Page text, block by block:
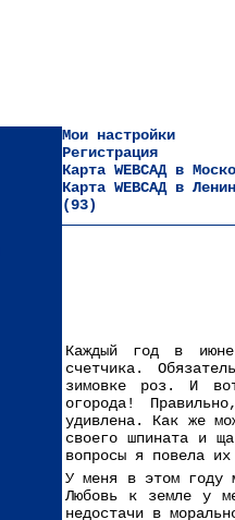
Мои настройки
Регистрация
Карта WEBСАД в
Карта WEBСАД в
(93)
Каждый год в
счетчика.
зимовке роз. И
огорода!
удивлена. Как же
своего шпината и
вопросы я повела
У меня в этом году
Любовь к земле у
недостачи в